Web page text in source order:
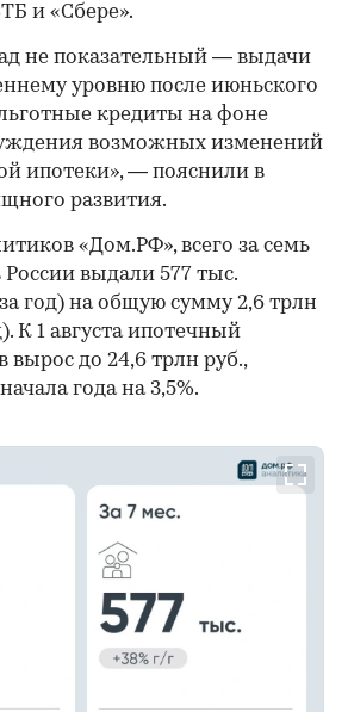
и «Сбере».
не показательный — выдачи
уровню после июньского
кредиты на фоне
возможных изменений
ипотеки», — пояснили в
развития.
«Дом.РФ», всего за семь
выдали 577 тыс.
год) на общую сумму 2,6 трлн
К 1 августа ипотечный
вырос до 24,6 трлн руб.,
года на 3,5%.